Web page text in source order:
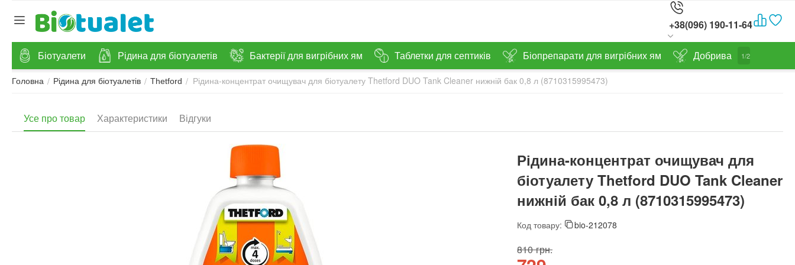
+38(096) 190-11-64
Біотуалети Рідина для біотуалетів Бактерії для вигрібних ям Таблетки для септиків Біопрепарати для вигрібних ям Добрива 1/2
Головна / Рідина для біотуалетів / Thetford / Рідина-концентрат очищувач для біотуалету Thetford DUO Tank Cleaner нижній бак 0,8 л (8710315995473)
Усе про товар Характеристики Відгуки
Рідина-концентрат очищувач для
біотуалету Thetford DUO Tank Cleaner
нижній бак 0,8 л (8710315995473)
Код товару: bio-212078
‍810‍грн.